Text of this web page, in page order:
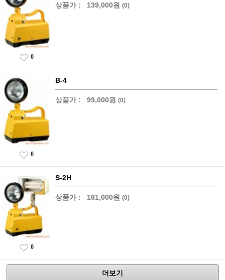
상품가 : 139,000원 (0)
0
B-4
상품가 : 99,000원 (0)
0
S-2H
상품가 : 181,000원 (0)
0
더보기